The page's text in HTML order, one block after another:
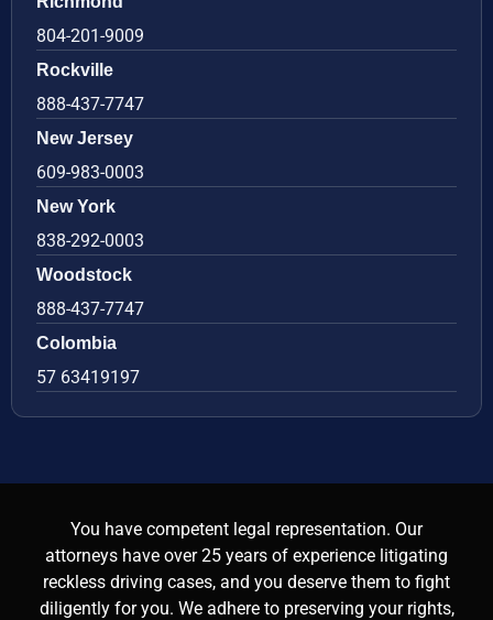
804-201-9009
Rockville
888-437-7747
New Jersey
609-983-0003
New York
838-292-0003
Woodstock
888-437-7747
Colombia
57 63419197
You have competent legal representation. Our
attorneys have over 25 years of experience litigating
reckless driving cases, and you deserve them to fight
diligently for you. We adhere to preserving your rights,